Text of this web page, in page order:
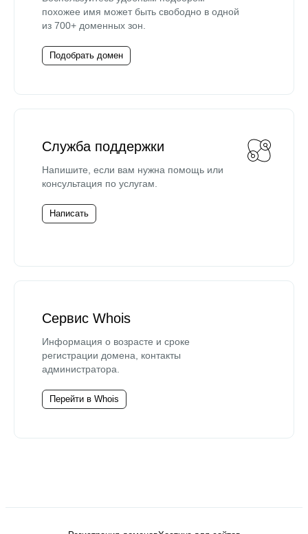
похожее имя может быть свободно в одной
из 700+ доменных зон.
Подобрать домен
Служба поддержки
Напишите, если вам нужна помощь или
консультация по услугам.
Написать
Сервис Whois
Информация о возрасте и сроке
регистрации домена, контакты
администратора.
Перейти в Whois